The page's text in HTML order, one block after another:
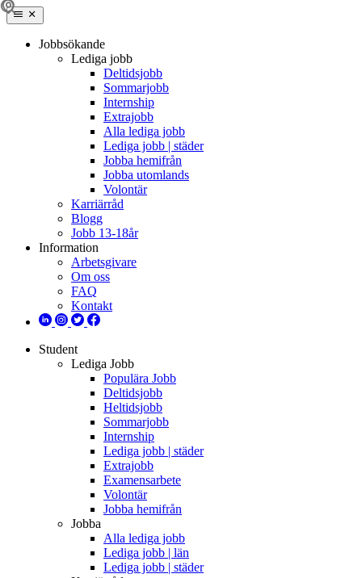
Jobbsökande
Lediga jobb
Deltidsjobb
Sommarjobb
Internship
Extrajobb
Alla lediga jobb
Lediga jobb | städer
Jobba hemifrån
Jobba utomlands
Volontär
Karriärråd
Blogg
Jobb 13-18år
Information
Arbetsgivare
Om oss
FAQ
Kontakt
Student
Lediga Jobb
Populära Jobb
Deltidsjobb
Heltidsjobb
Sommarjobb
Internship
Lediga jobb | städer
Extrajobb
Examensarbete
Volontär
Jobba hemifrån
Jobba
Alla lediga jobb
Lediga jobb | län
Lediga jobb | städer